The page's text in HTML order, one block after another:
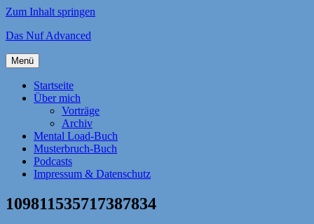
Zum Inhalt springen
Das Nuf Advanced
Menü
Startseite
Über mich
Vorträge
Archiv
Mental Load-Buch
Musterbruch-Buch
Podcasts
Impressum & Datenschutz
109811535717387834